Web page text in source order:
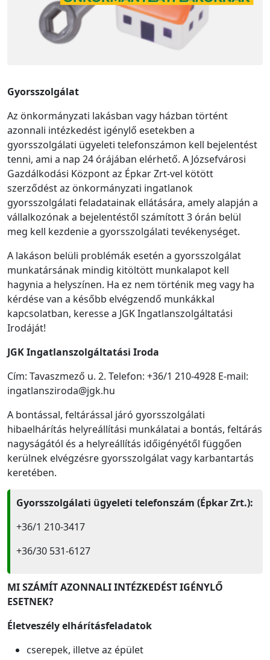
Gyorsszolgálat
Az önkormányzati lakásban vagy házban történt
azonnali intézkedést igénylő esetekben a
gyorsszolgálati ügyeleti telefonszámon kell bejelentést
tenni, ami a nap 24 órájában elérhető. A Józsefvárosi
Gazdálkodási Központ az Épkar Zrt-vel kötött
szerződést az önkormányzati ingatlanok
gyorsszolgálati feladatainak ellátására, amely alapján a
vállalkozónak a bejelentéstől számított 3 órán belül
meg kell kezdenie a gyorsszolgálati tevékenységet.
A lakáson belüli problémák esetén a gyorsszolgálat
munkatársának mindig kitöltött munkalapot kell
hagynia a helyszínen. Ha ez nem történik meg vagy ha
kérdése van a később elvégzendő munkákkal
kapcsolatban, keresse a JGK Ingatlanszolgáltatási
Irodáját!
JGK Ingatlanszolgáltatási Iroda
Cím: Tavaszmező u. 2. Telefon: +36/1 210-4928 E-mail:
ingatlansziroda@jgk.hu
A bontással, feltárással járó gyorsszolgálati
hibaelhárítás helyreállítási munkálatai a bontás, feltárás
nagyságától és a helyreállítás időigényétől függően
kerülnek elvégzésre gyorsszolgálat vagy karbantartás
keretében.
Gyorsszolgálati ügyeleti telefonszám (Épkar Zrt.):
+36/1 210-3417
+36/30 531-6127
MI SZÁMÍT AZONNALI INTÉZKEDÉST IGÉNYLŐ
ESETNEK?
Életveszély elhárításfeladatok
cserepek, illetve az épület